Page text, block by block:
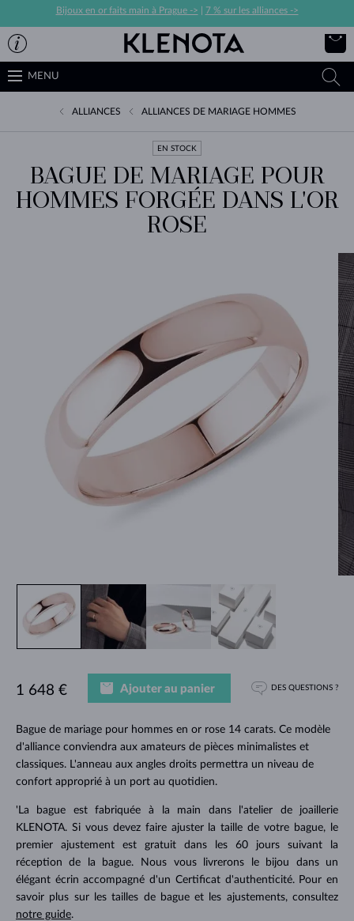
Bijoux en or faits main à Prague -> 7 % sur les alliances ->
MENU
ALLIANCES ALLIANCES DE MARIAGE HOMMES
EN STOCK
BAGUE DE MARIAGE POUR
HOMMES FORGÉE DANS L'OR
ROSE
Bague de mariage pour hommes en or rose 14 carats. Ce modèle
d'alliance conviendra aux amateurs de pièces minimalistes et
classiques. L'anneau aux angles droits permettra un niveau de
confort approprié à un port au quotidien.
'La bague est fabriquée à la main dans l'atelier de joaillerie
KLENOTA. Si vous devez faire ajuster la taille de votre bague, le
premier ajustement est gratuit dans les 60 jours suivant la
réception de la bague. Nous vous livrerons le bijou dans un
élégant écrin accompagné d'un Certificat d'authenticité. Pour en
savoir plus sur les tailles de bague et les ajustements, consultez
notre guide.
1 648 € Ajouter au panier DES QUESTIONS ?